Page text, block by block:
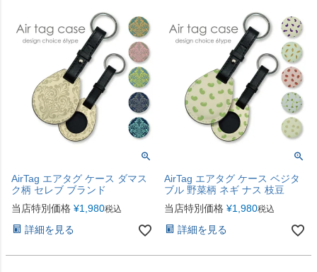
AirTag エアタグ ケース ダマス
ク柄 セレブ ブランド
当店特別価格 ¥1,980税込
詳細を見る
AirTag エアタグ ケース ベジタ
ブル 野菜柄 ネギ ナス 枝豆
当店特別価格 ¥1,980税込
詳細を見る